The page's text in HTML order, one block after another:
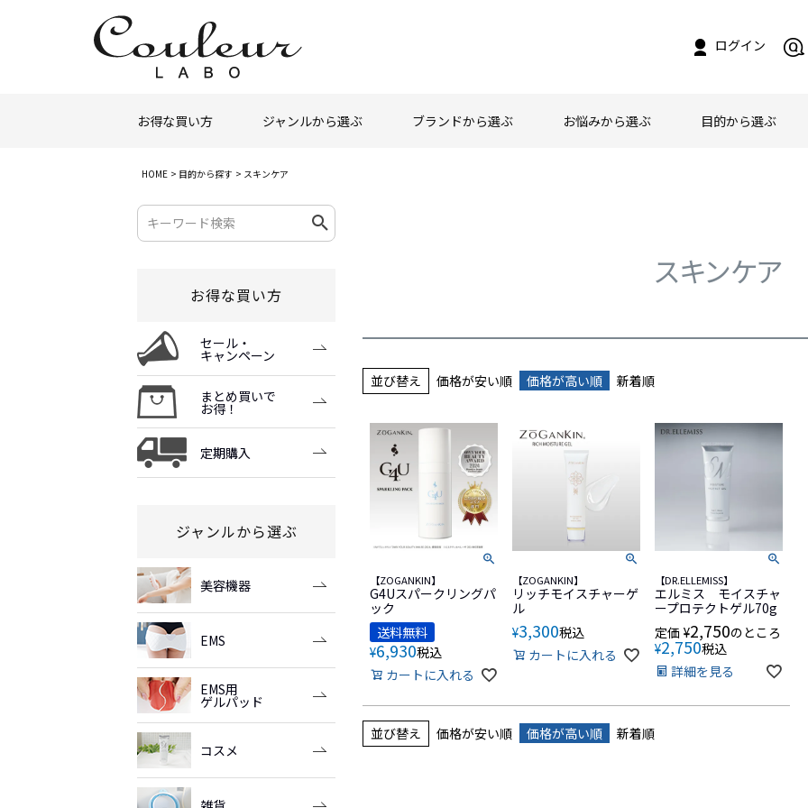
ログイン
お得な買い方 ジャンルから選ぶ ブランドから選ぶ お悩みから選ぶ 目的から選ぶ
HOME 目的から探す スキンケア
お得な買い方
セール・
キャンペーン
まとめ買いで
お得！
定期購入
ジャンルから選ぶ
美容機器
EMS
EMS用
ゲルパッド
コスメ
スキンケア
並び替え 価格が安い順 価格が高い順 新着順
【ZOGANKIN】
G4Uスパークリングパ
ック
送料無料
¥6,930税込
カートに入れる
【ZOGANKIN】
リッチモイスチャーゲ
ル
¥3,300税込
カートに入れる
【DR.ELLEMISS】
エルミス モイスチャ
ープロテクトゲル70g
定価 ¥2,750のところ
¥2,750税込
詳細を見る
並び替え 価格が安い順 価格が高い順 新着順